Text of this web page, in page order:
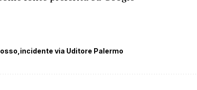
incidente via Uditore Palermo